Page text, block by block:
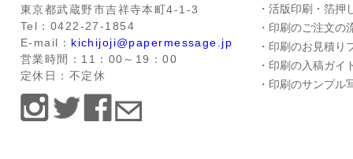
東京都武蔵野市吉祥寺本町4-1-3
Tel：0422-27-1854
E-mail： kichijoji@papermessage.jp
営業時間：11：00～19：00
定休日：不定休
・活版印刷・箔押
・印刷のご注文の
・印刷のお見積り
・印刷の入稿ガイ
・印刷のサンプル